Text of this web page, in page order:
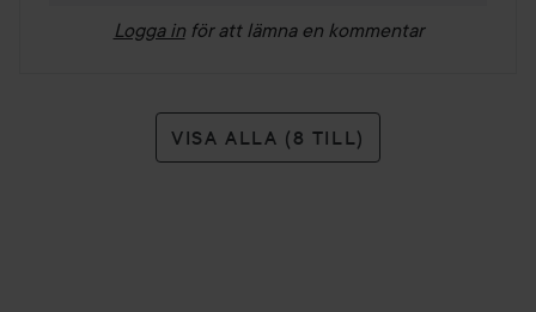
Logga in för att lämna en kommentar
VISA ALLA (8 TILL)